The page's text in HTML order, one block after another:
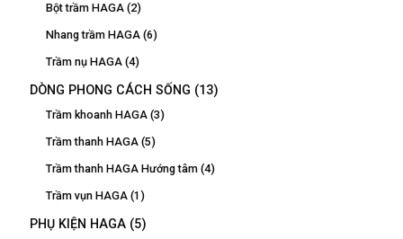
Bột trầm HAGA (2)
Nhang trầm HAGA (6)
Trầm nụ HAGA (4)
DÒNG PHONG CÁCH SỐNG (13)
Trầm khoanh HAGA (3)
Trầm thanh HAGA (5)
Trầm thanh HAGA Hướng tâm (4)
Trầm vụn HAGA (1)
PHỤ KIỆN HAGA (5)